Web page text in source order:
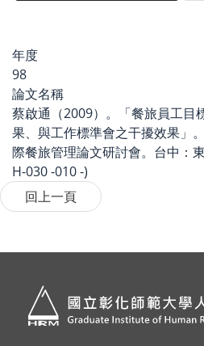
年度
98
論文名稱
蔡啟通（2009）。「餐旅員工目
果、與工作標準會之干擾效果」
際餐旅管理論文研討會。台中：
H-030 -010 -)